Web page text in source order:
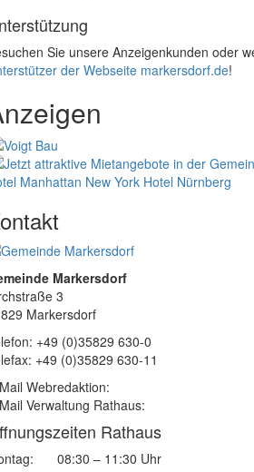
Sie unsere Anzeigenkunden oder
der Webseite markersdorf.de!
Manhattan New York Hotel Nürnberg
Markersdorf
3
Markersdorf
+49 (0)35829 630-0
+49 (0)35829 630-11
Webredaktion:
Verwaltung Rathaus:
Rathaus
08:30 – 11:30 Uhr